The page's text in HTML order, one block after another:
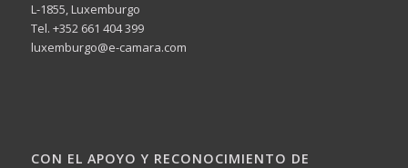
L-1855, Luxemburgo
Tel. +352 661 404 399
luxemburgo@e-camara.com
CON EL APOYO Y RECONOCIMIENTO DE